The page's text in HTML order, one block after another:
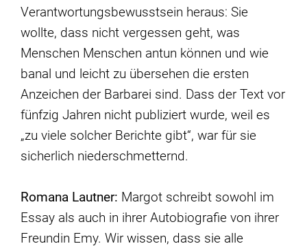
Verantwortungsbewusstsein heraus: Sie
wollte, dass nicht vergessen geht, was
Menschen Menschen antun können und wie
banal und leicht zu übersehen die ersten
Anzeichen der Barbarei sind. Dass der Text vor
fünfzig Jahren nicht publiziert wurde, weil es
„zu viele solcher Berichte gibt“, war für sie
sicherlich niederschmetternd.
Romana Lautner: Margot schreibt sowohl im
Essay als auch in ihrer Autobiografie von ihrer
Freundin Emy. Wir wissen, dass sie alle